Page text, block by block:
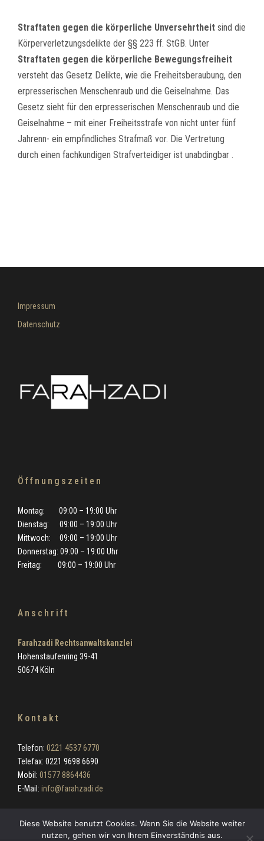
Straftaten gegen die körperliche Unversehrtheit sind die
Körperverletzungsdelikte der §§ 223 ff. StGB. Unter
Straftaten gegen die körperliche Bewegungsfreiheit
versteht das Gesetz Delikte, wie die Freiheitsberaubung, den
erpresserischen Menschenraub und die Geiselnahme. Das
Gesetz sieht für den erpresserischen Menschenraub und die
Geiselnahme – mit einer Freiheitsstrafe von nicht unter fünf
Jahrenn- ein empfindliches Strafmaß vor. Die Vertretung
durch einen fachkundigen Strafverteidiger ist unabdingbar .
Impressum
Datenschutz
Öffnungszeiten
Montag: 09:00 – 19:00 Uhr
Dienstag: 09:00 – 19:00 Uhr
Mittwoch: 09:00 – 19:00 Uhr
Donnerstag: 09:00 – 19:00 Uhr
Freitag: 09:00 – 19:00 Uhr
Anschrift
Farahzadi Rechtsanwaltskanzlei
Hohenstaufenring 39-41
50674 Köln
Kontakt
Telefon: 0221 4537 6770
Telefax: 0221 9698 6690
Mobil: 01577 8864436
E-Mail: info@farahzadi.de
Diese Website benutzt Cookies. Wenn Sie die Website weiter
nutzen, gehen wir von Ihrem Einverständnis aus.